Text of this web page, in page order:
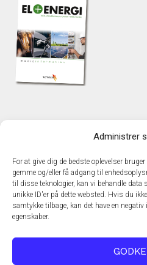
Administrer
For at give dig de bedste oplevelser
gemme og/eller få adgang til
til disse teknologier, kan vi behandle
unikke ID'er på dette websted. Hvis du
samtykke tilbage, kan det have en
egenskaber.
DK – 2600
Telefon: +45
E-mail: